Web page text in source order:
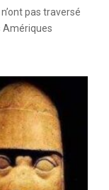
pas traversé
Amériques